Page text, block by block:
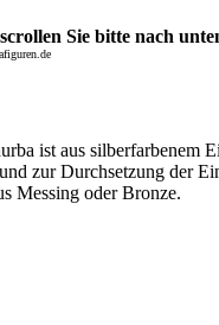
Sie bitte nach
ist aus silberfarbenem
zur Durchsetzung der
Messing oder Bronze.